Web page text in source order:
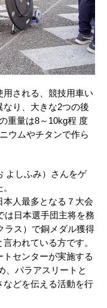
用される、競技用車い
り、大きな2つの後
重量は8～10kg程 度
ウムやチタンで作ら
よしふみ）さんをゲ
人最多となる７大会
は日本選手団主将を務
ラス）で銅メダル獲得
われている方です。
センターが実施する
、パラアスリートと
などを伝える活動を行